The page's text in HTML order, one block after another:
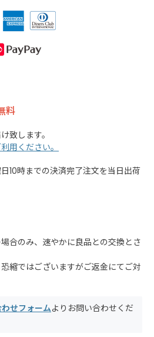
料
致します。
用ください。
10時までの決済完了注文を当日出荷
合のみ、速やかに良品との交換とさ
縮ではございますがご返金にてご対
せフォームよりお問い合わせくだ